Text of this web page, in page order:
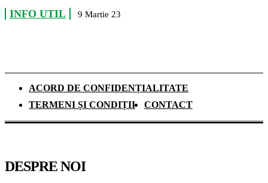
INFO UTIL 9 Martie 23
ACORD DE CONFIDENȚIALITATE
TERMENI ȘI CONDIȚII
CONTACT
DESPRE NOI